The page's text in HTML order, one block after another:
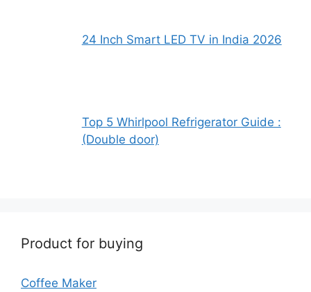
24 Inch Smart LED TV in India 2026
Top 5 Whirlpool Refrigerator Guide :
(Double door)
Product for buying
Coffee Maker